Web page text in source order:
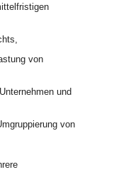
von
und
von